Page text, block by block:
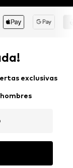
exclusivas